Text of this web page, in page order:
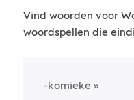
Vind woorden voor
woordspellen die
-komieke